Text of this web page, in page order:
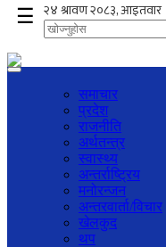
☰
समाचार
प्रदेश
राजनीति
अर्थतन्त्र
स्वास्थ्य
अन्तर्राष्ट्रिय
मनोरन्जन
अन्तरवार्ता/विचार
खेलकुद
थप